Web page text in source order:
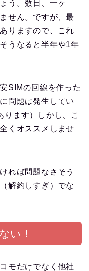
う。数日、一ヶ
せん。ですが、最
りますので、これ
うなると半年や1年
SIMの回線を作った
問題は発生してい
ります）しかし、こ
くオススメしませ
れば問題なさそう
解約しすぎ）でな
い！
モだけでなく他社